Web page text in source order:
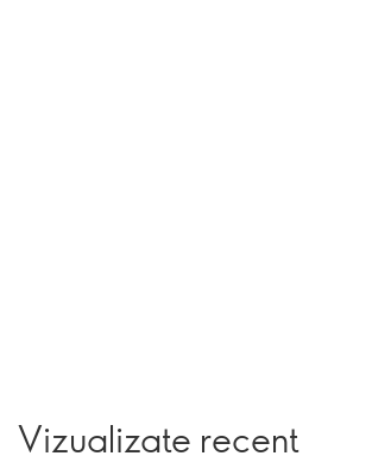
Vizualizate recent